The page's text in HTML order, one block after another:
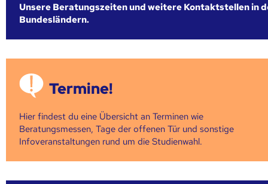
Unsere Beratungszeiten und weitere Kontaktstellen in
Bundesländern.
Termine!
Hier findest du eine Übersicht an Terminen wie
Beratungsmessen, Tage der offenen Tür und sonstige
Infoveranstaltungen rund um die Studienwahl.